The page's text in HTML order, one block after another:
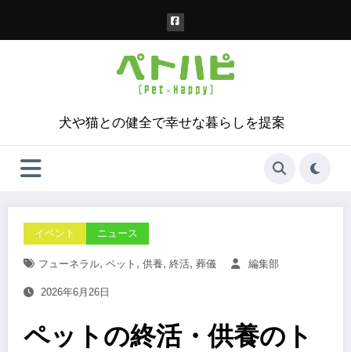
犬や猫との健全で幸せな暮らしを提案
イベント ニュース
フューネラル, ペット , 供養, 終活, 葬儀 編集部
2026年6月26日
ペットの終活・供養のト